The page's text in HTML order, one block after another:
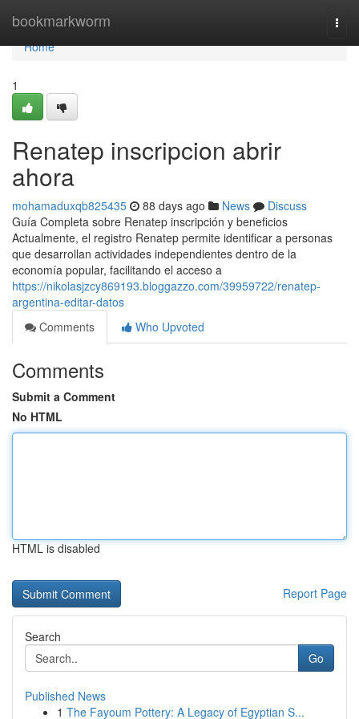
bookmarkworm
Home
Home
1
Renatep inscripcion abrir
ahora
mohamaduxqb825435 88 days ago News
Discuss
Guía Completa sobre Renatep inscripción y beneficios
Actualmente, el registro Renatep permite identificar a personas
que desarrollan actividades independientes dentro de la
economía popular, facilitando el acceso a
https://nikolasjzcy869193.bloggazzo.com/39959722/renatep-
argentina-editar-datos
Comments
Who Upvoted
Comments
Submit a Comment
No HTML
HTML is disabled
Report Page
Search
Go
Published News
1 The Fayoum Pottery: A Legacy of Egyptian S...